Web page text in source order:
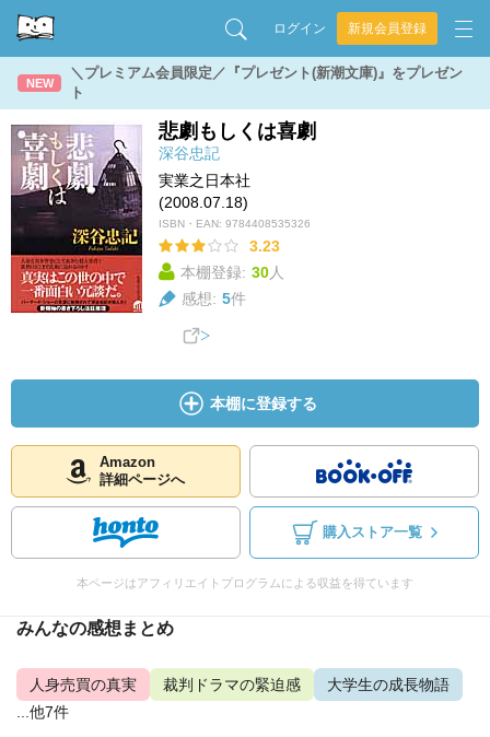
ログイン 新規会員登録
NEW
＼プレミアム会員限定／『プレゼント(新潮文庫)』をプレゼン
ト
悲劇もしくは喜劇
深谷忠記
実業之日本社
(2008.07.18)
ISBN・EAN: 9784408535326
3.23
本棚登録: 30人
感想: 5件
本棚に登録する
Amazon
詳細ページへ
購入ストア一覧
本ページはアフィリエイトプログラムによる収益を得ています
みんなの感想まとめ
人身売買の真実 裁判ドラマの緊迫感
大学生の成長物語
...他7件